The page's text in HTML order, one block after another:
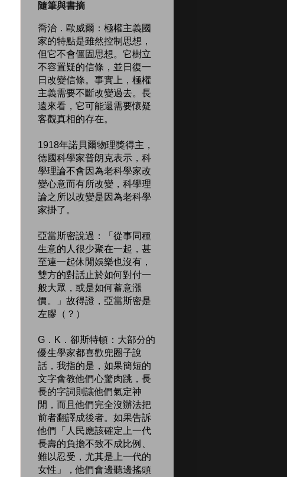
隨筆與書摘
喬治．歐威爾：極權主義國
家的特點是雖然控制思想，
但它不會僵固思想。它樹立
不容置疑的信條，並日復一
日改變信條。事實上，極權
主義需要不斷改變過去。長
遠來看，它可能還需要懷疑
客觀真相的存在。
1918年諾貝爾物理獎得主，
德國科學家普朗克表示，科
學理論不會因為老科學家改
變心意而有所改變，科學理
論之所以改變是因為老科學
家掛了。
亞當斯密說過：「從事同種
生意的人很少聚在一起，甚
至連一起休閒娛樂也沒有，
雙方的對話止於如何對付一
般大眾，或是如何蓄意漲
價。」故得證，亞當斯密是
左膠（？）
G．K．卻斯特頓：大部分的
優生學家都喜歡兜圈子說
話，我指的是，如果簡短的
文字會教他們心驚肉跳，長
長的字詞則讓他們氣定神
閒，而且他們完全沒辦法把
前者翻譯成後者。如果告訴
他們「人民應該確定上一代
長壽的負擔不致不成比例、
難以忍受，尤其是上一代的
女性」，他們會邊聽邊搖頭